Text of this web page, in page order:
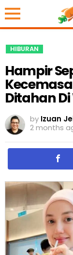
HIBURAN
Hampir
Ditahan
by Izuan
2 months